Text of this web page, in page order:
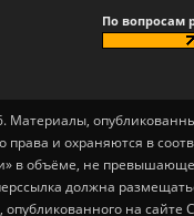
По вопросам
Материалы,
права и охраняются в
в объёме, не
должна
на